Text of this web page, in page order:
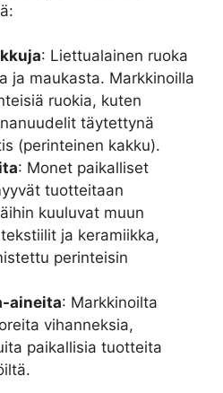
: Liettualainen ruoka
ja maukasta. Markkinoilla
ruokia, kuten
täytettynä
(perinteinen kakku).
: Monet paikalliset
tuotteitaan
kuuluvat muun
ja keramiikka,
perinteisin
aineita: Markkinoilta
vihanneksia,
paikallisia tuotteita